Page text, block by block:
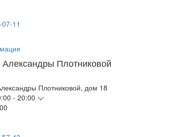
11
Плотниковой
Плотниковой, дом 18
- 20:00